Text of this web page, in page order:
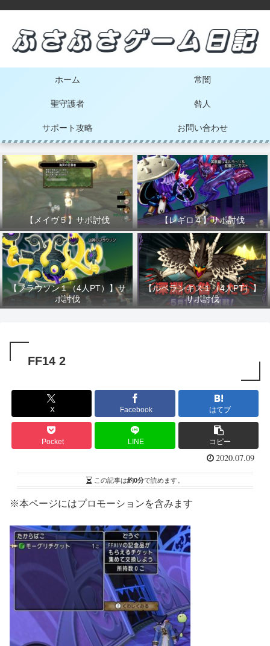
ホーム 常闇
聖守護者 咎人
サポート攻略 お問い合わせ
【メイヴ５】サポ討伐 【レギロ４】サポ討伐
【フラウソン１（4人PT）】サ
ポ討伐
【ルベランギス１（4人PT）】
サポ討伐
FF14 2
X Facebook はてブ
Pocket LINE コピー
2020.07.09
この記事は約0分で読めます。
※本ページにはプロモーションを含みます